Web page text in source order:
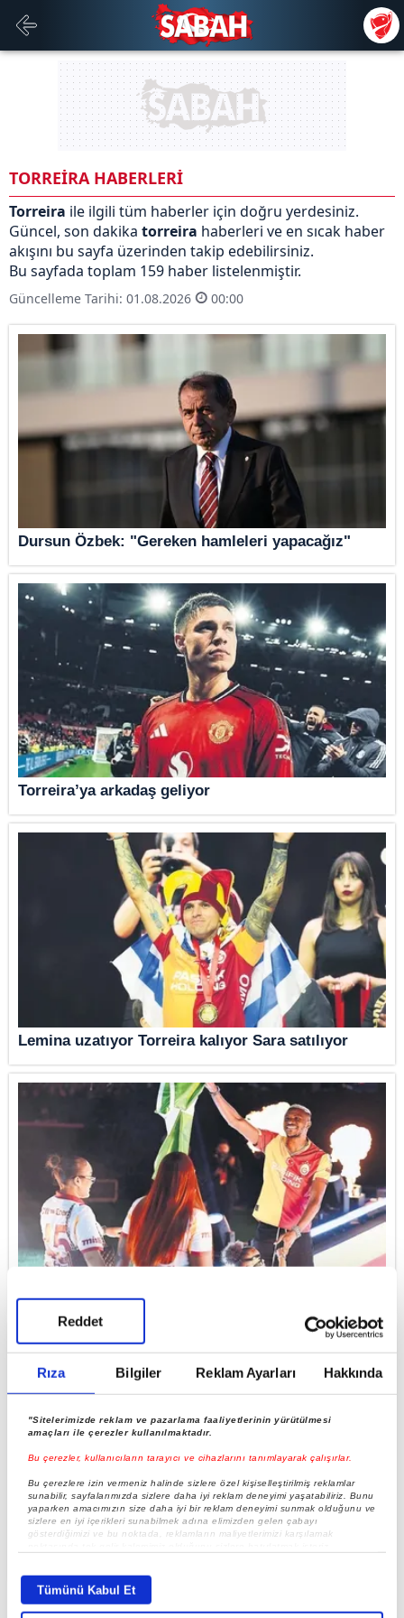
Rıza Bilgiler Reklam Ayarları Hakkında
"Sitelerimizde reklam ve pazarlama faaliyetlerinin yürütülmesi
amaçları ile çerezler kullanılmaktadır.
Bu çerezler, kullanıcıların tarayıcı ve cihazlarını tanımlayarak çalışırlar.
Bu çerezlere izin vermeniz halinde sizlere özel kişiselleştirilmiş reklamlar
sunabilir, sayfalarımızda sizlere daha iyi reklam deneyimi yaşatabiliriz. Bunu
yaparken amacımızın size daha iyi bir reklam deneyimi sunmak olduğunu ve
sizlere en iyi içerikleri sunabilmek adına elimizden gelen çabayı
gösterdiğimizi ve bu noktada, reklamların maliyetlerimizi karşılamak
kullanıcılara hedefli reklamlar gösterilmeyecektir."
Sizlere daha iyi bir hizmet sunabilmek için İnternet Sitemizde kendimize ve
Tümünü Kabul Et
Reddet
TORREİRA HABERLERİ
Torreira ile ilgili tüm haberler için doğru yerdesiniz.
Güncel, son dakika torreira haberleri ve en sıcak haber
akışını bu sayfa üzerinden takip edebilirsiniz.
Bu sayfada toplam 159 haber listelenmiştir.
Güncelleme Tarihi: 01.08.2026 00:00
Dursun Özbek: "Gereken hamleleri yapacağız"
Torreira’ya arkadaş geliyor
Lemina uzatıyor Torreira kalıyor Sara satılıyor
Galatasaray’da 10 maddelik gelecek planı! İmza
atan ilk futbolcu, Okan Buruk kararı